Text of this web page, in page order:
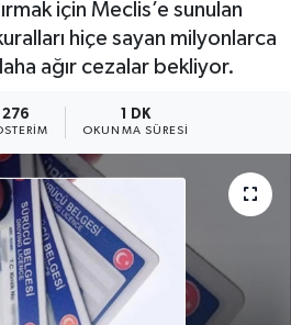
için Meclis’e sunulan
hiçe sayan milyonlarca
ağır cezalar bekliyor.
276 1 DK
OKUNMA SÜRESI